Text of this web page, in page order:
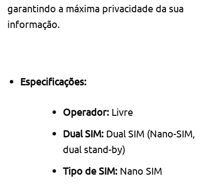
garantindo a máxima privacidade da sua
informação.
Especificações:
Operador:Livre
Dual SIM:Dual SIM (Nano-SIM,
dual stand-by)
Tipo de SIM:Nano SIM